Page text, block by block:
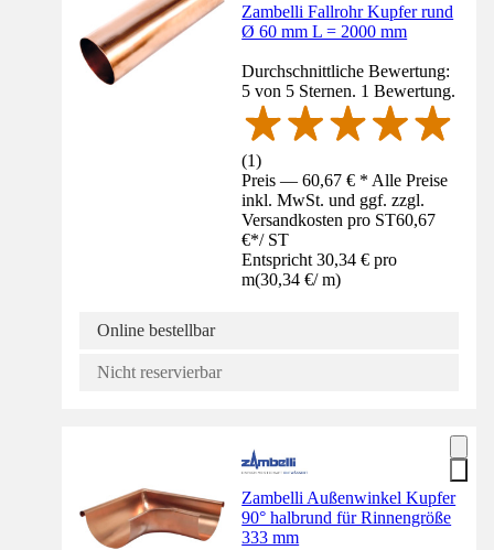
Zambelli Fallrohr Kupfer rund
Ø 60 mm L = 2000 mm
Durchschnittliche Bewertung:
5 von 5 Sternen. 1 Bewertung.
(1)
Preis — 60,67 € * Alle Preise
inkl. MwSt. und ggf. zzgl.
Versandkosten pro ST60,67
€*/ ST
Entspricht 30,34 € pro
m(30,34 €/ m)
Online bestellbar
Nicht reservierbar
Zambelli Außenwinkel Kupfer
90° halbrund für Rinnengröße
333 mm